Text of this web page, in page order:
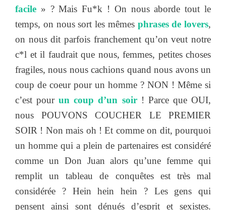
facile » ? Mais Fu*k ! On nous aborde tout le
temps, on nous sort les mêmes phrases de lovers,
on nous dit parfois franchement qu’on veut notre
c*l et il faudrait que nous, femmes, petites choses
fragiles, nous nous cachions quand nous avons un
coup de coeur pour un homme ? NON ! Même si
c’est pourun coup d’un soir! Parce que OUI,
nous POUVONS COUCHER LE PREMIER
SOIR ! Non mais oh ! Et comme on dit, pourquoi
un homme qui a plein de partenaires est considéré
comme un Don Juan alors qu’une femme qui
remplit un tableau de conquêtes est très mal
considérée ? Hein hein hein ? Les gens qui
pensent ainsi sont dénués d’esprit et sexistes.